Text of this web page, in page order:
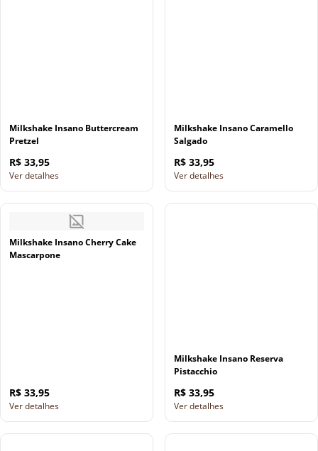
Milkshake Insano Buttercream
Pretzel
R$ 33,95
Ver detalhes
Milkshake Insano Caramello
Salgado
R$ 33,95
Ver detalhes
Milkshake Insano Cherry Cake
Mascarpone
R$ 33,95
Ver detalhes
Milkshake Insano Reserva
Pistacchio
R$ 33,95
Ver detalhes